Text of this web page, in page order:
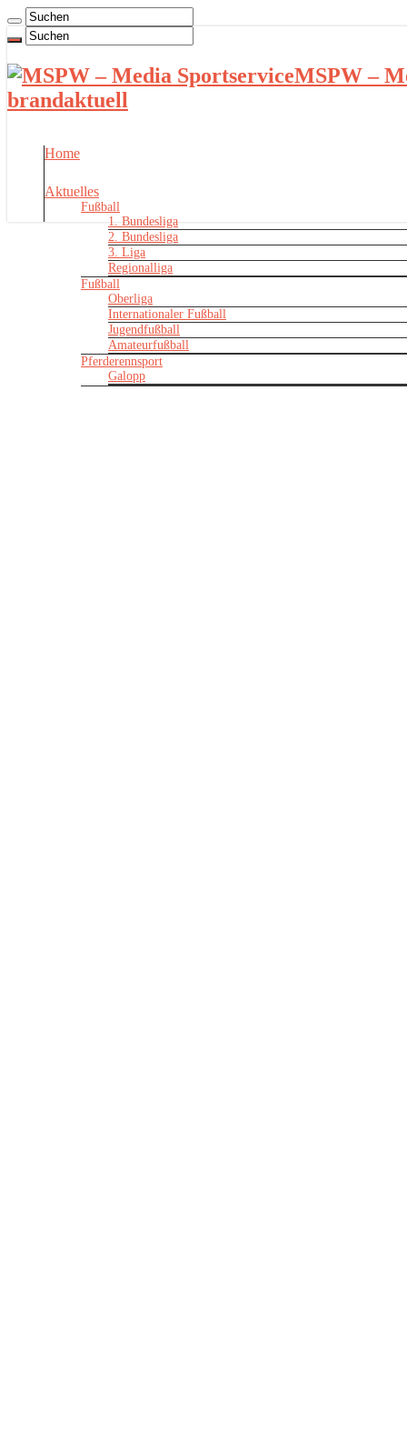
MSPW –
brandaktuell
Home
Aktuelles
Fußball
1. Bundesliga
2. Bundesliga
3. Liga
Regionalliga
Fußball
Oberliga
Internationaler Fußball
Jugendfußball
Amateurfußball
Pferderennsport
Galopp